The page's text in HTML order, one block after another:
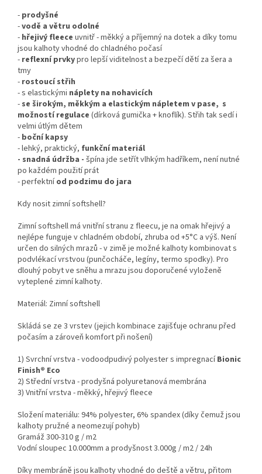
- prodyšné
-vodě a větru odolné
- hřejivý fleece uvnitř - měkký a příjemný na dotek a díky tomu
jsou kalhoty vhodné do chladného počasí
- reflexní prvkypro lepší viditelnost a bezpečí dětí za šera a
tmy
- rostoucí střih
- s elastickými náplety na nohavicích
- se širokým, měkkým a elastickým nápletem v pase, s
možností regulace (dírková gumička + knoflík). Střih tak sedí i
velmi útlým dětem
- boční kapsy
- lehký, praktický, funkční materiál
- snadná údržba - špína jde setřít vlhkým hadříkem, není nutné
po každém použití prát
- perfektníod podzimu do jara
Kdy nosit zimní softshell?
Zimní softshell má vnitřní stranu z fleecu, je na omak hřejivý a
nejlépe funguje v chladném období, zhruba od +5°C a výš. Není
určen do silných mrazů - v zimě je možné kalhoty kombinovat s
podvlékací vrstvou (punčocháče, legíny, termo spodky). Pro
dlouhý pobyt ve sněhu a mrazu jsou doporučené vyloženě
vyteplené zimní kalhoty.
Materiál: Zimní softshell
Skládá se ze 3 vrstev (jejich kombinace zajišťuje ochranu před
počasím a zároveň komfort při nošení)
1) Svrchní vrstva - vodoodpudivý polyester s impregnacíBionic
Finish® Eco
2) Střední vrstva - prodyšná polyuretanová membrána
3) Vnitřní vrstva - měkký, hřejivý fleece
Složení materiálu: 94% polyester, 6% spandex (díky čemuž jsou
kalhoty pružné a neomezují pohyb)
Gramáž 300-310 g / m2
Vodní sloupec 10.000mm a prodyšnost 3.000g / m2 / 24h
Díky membráně jsou kalhoty vhodné do deště a větru, přitom